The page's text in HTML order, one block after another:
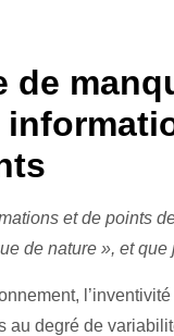
de
et de points
de nature », et
au degré de